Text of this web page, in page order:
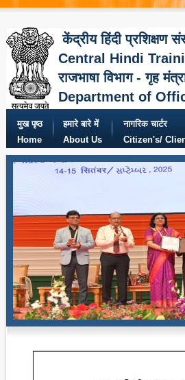
केंद्रीय हिंदी प्रशिक्षण
Central Hindi
राजभाषा विभाग - गृह
Department of
मुख पृष्ठ
Home
हमारे बारे में
About Us
नागरिक चार्टर
Citizen's/